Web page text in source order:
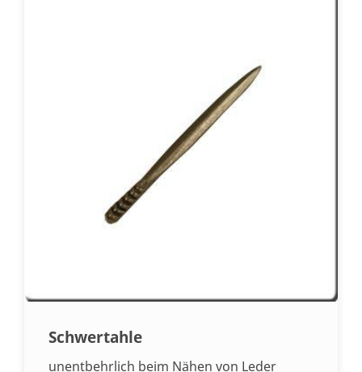
Schwertahle
unentbehrlich beim Nähen von Leder